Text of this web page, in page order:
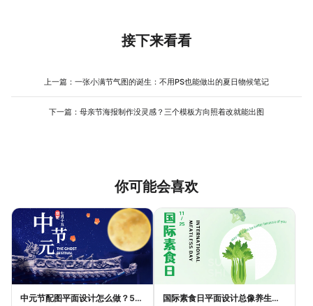
那张模糊的扫描件，等待几秒钟处理完成后，再把优化好的图片拖
入母亲节祝福海报模版中。如果照片依然有轻微的颗粒感，反而可
报模版使用，模糊感瞬间变成了氛围感，一举两得。
接下来看看
上一篇： 一张小满节气图的诞生：不用PS也能做出的夏日物候笔记
下一篇： 母亲节海报制作没灵感？三个模板方向照着改就能出图
你可能会喜欢
中元节配图平面设计怎么做？5种风格模板轻松搞定节日氛围 国际素食日平面设计总像养生广告？三个思路让它变酷